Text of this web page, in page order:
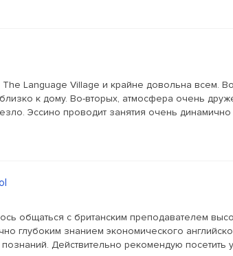
Тhe Language Village и крайне довольна всем.
к дому. Во-вторых, атмосфера очень
Эссино проводит занятия очень динамично
общаться с британским преподавателем
глубоким знанием экономического
Действительно рекомендую посетить